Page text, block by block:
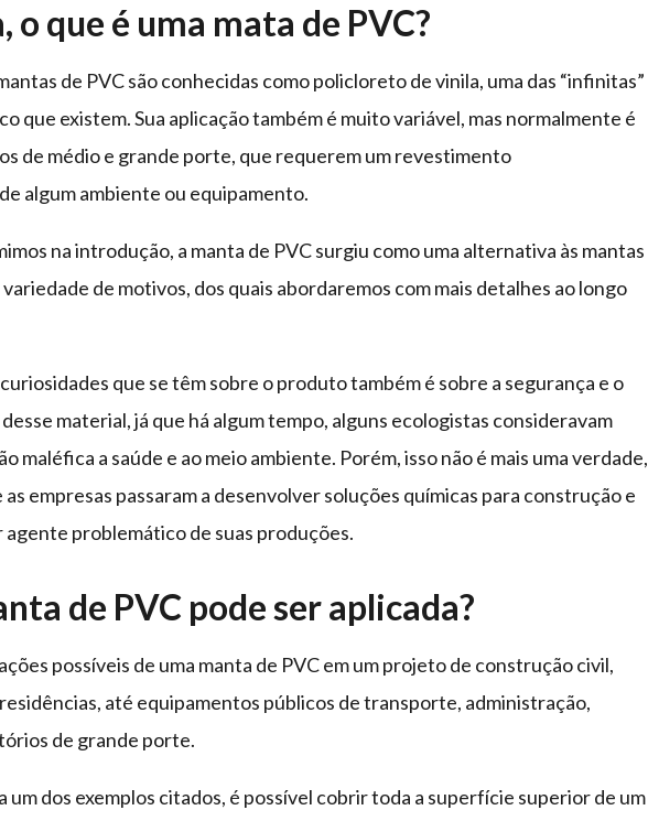
o que é uma mata de PVC?
de PVC são conhecidas como policloreto de vinila, uma das “infinitas”
que existem. Sua aplicação também é muito variável, mas normalmente é
de médio e grande porte, que requerem um revestimento
algum ambiente ou equipamento.
na introdução, a manta de PVC surgiu como uma alternativa às mantas
de motivos, dos quais abordaremos com mais detalhes ao longo
que se têm sobre o produto também é sobre a segurança e o
material, já que há algum tempo, alguns ecologistas consideravam
maléfica a saúde e ao meio ambiente. Porém, isso não é mais uma verdade,
empresas passaram a desenvolver soluções químicas para construção e
problemático de suas produções.
de PVC pode ser aplicada?
possíveis de uma manta de PVC em um projeto de construção civil,
até equipamentos públicos de transporte, administração,
de grande porte.
um dos exemplos citados, é possível cobrir toda a superfície superior de um